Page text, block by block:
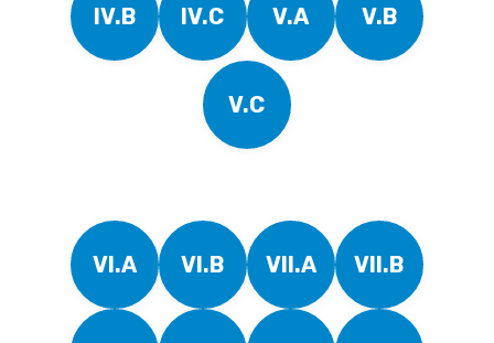
IV.B IV.C V.A V.B
V.C
VI.A VI.B VII.A VII.B